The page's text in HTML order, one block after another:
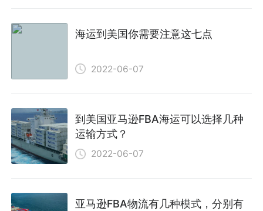
海运到美国你需要注意这七点
2022-06-07
到美国亚马逊FBA海运可以选择几种
运输方式？
2022-06-07
亚马逊FBA物流有几种模式，分别有